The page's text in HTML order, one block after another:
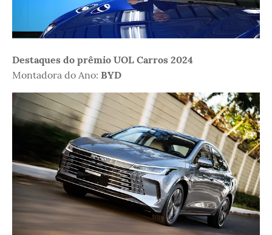
Destaques do prêmio UOL Carros 2024
Montadora do Ano: BYD